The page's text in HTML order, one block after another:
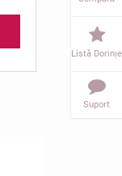
Listă Dorințe
Suport